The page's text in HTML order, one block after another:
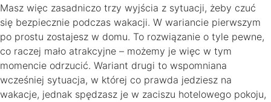
Masz więc zasadniczo trzy wyjścia z sytuacji, żeby czuć
się bezpiecznie podczas wakacji. W wariancie pierwszym
po prostu zostajesz w domu. To rozwiązanie o tyle pewne,
co raczej mało atrakcyjne – możemy je więc w tym
momencie odrzucić. Wariant drugi to wspomniana
wcześniej sytuacja, w której co prawda jedziesz na
wakacje, jednak spędzasz je w zaciszu hotelowego pokoju,